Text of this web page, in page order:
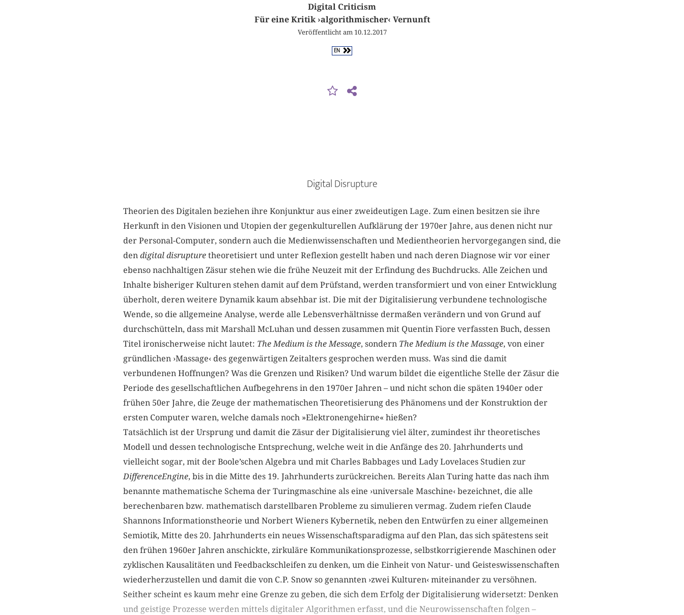
Digital Criticism
Für eine Kritik ›algorithmischer‹ Vernunft
Veröffentlicht am 10.12.2017
EN
Digital Disrupture
Theorien des Digitalen beziehen ihre Konjunktur aus einer zweideutigen Lage. Zum einen besitzen sie ihre
Herkunft in den Visionen und Utopien der gegenkulturellen Aufklärung der 1970er Jahre, aus denen nicht nur
der Personal-Computer, sondern auch die Medienwissenschaften und Medientheorien hervorgegangen sind, die
den digital disrupturetheoretisiert und unter Reflexion gestellt haben und nach deren Diagnose wir vor einer
ebenso nachhaltigen Zäsur stehen wie die frühe Neuzeit mit der Erfindung des Buchdrucks. Alle Zeichen und
Inhalte bisheriger Kulturen stehen damit auf dem Prüfstand, werden transformiert und von einer Entwicklung
überholt, deren weitere Dynamik kaum absehbar ist. Die mit der Digitalisierung verbundene technologische
Wende, so die allgemeine Analyse, werde alle Lebensverhältnisse dermaßen verändern und von Grund auf
durchschütteln, dass mit Marshall McLuhan und dessen zusammen mit Quentin Fiore verfassten Buch, dessen
Titel ironischerweise nicht lautet: The Medium is the Message, sondern The Medium is the Massage, von einer
gründlichen ›Massage‹ des gegenwärtigen Zeitalters gesprochen werden muss. Was sind die damit
verbundenen Hoffnungen? Was die Grenzen und Risiken? Und warum bildet die eigentliche Stelle der Zäsur die
Periode des gesellschaftlichen Aufbegehrens in den 1970er Jahren – und nicht schon die späten 1940er oder
frühen 50er Jahre, die Zeuge der mathematischen Theoretisierung des Phänomens und der Konstruktion der
ersten Computer waren, welche damals noch »Elektronengehirne« hießen?
Tatsächlich ist der Ursprung und damit die Zäsur der Digitalisierung viel älter, zumindest ihr theoretisches
Modell und dessen technologische Entsprechung, welche weit in die Anfänge des 20. Jahrhunderts und
vielleicht sogar, mit der Boole’schen Algebra und mit Charles Babbages und Lady Lovelaces Studien zur
DifferenceEngine, bis in die Mitte des 19. Jahrhunderts zurückreichen. Bereits Alan Turing hatte das nach ihm
benannte mathematische Schema der Turingmaschine als eine ›universale Maschine‹ bezeichnet, die alle
berechenbaren bzw. mathematisch darstellbaren Probleme zu simulieren vermag. Zudem riefen Claude
Shannons Informationstheorie und Norbert Wieners Kybernetik, neben den Entwürfen zu einer allgemeinen
Semiotik, Mitte des 20. Jahrhunderts ein neues Wissenschaftsparadigma auf den Plan, das sich spätestens seit
den frühen 1960er Jahren anschickte, zirkuläre Kommunikationsprozesse, selbstkorrigierende Maschinen oder
zyklischen Kausalitäten und Feedbackschleifen zu denken, um die Einheit von Natur- und Geisteswissenschaften
wiederherzustellen und damit die von C.P. Snow so genannten ›zwei Kulturen‹ miteinander zu versöhnen.
Seither scheint es kaum mehr eine Grenze zu geben, die sich dem Erfolg der Digitalisierung widersetzt: Denken
und geistige Prozesse werden mittels digitaler Algorithmen erfasst, und die Neurowissenschaften folgen –